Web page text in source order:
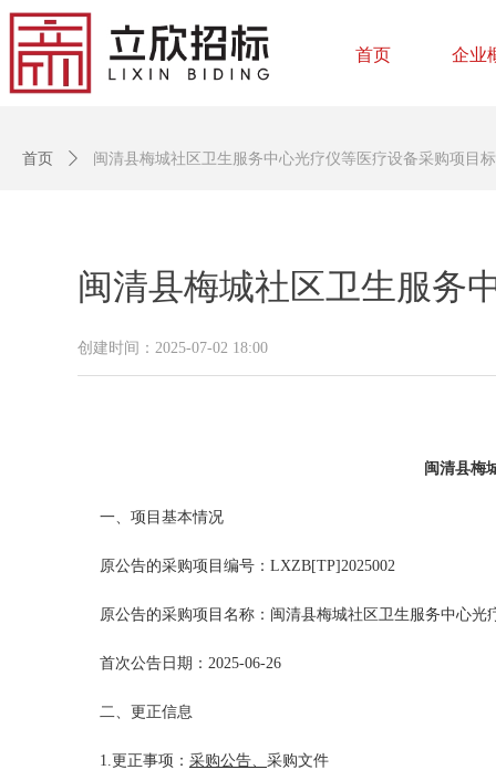
首页 企业
闽清县梅城社区卫生服务
闽清县梅
一、项目基本情况
原公告的采购项目编号： LXZB[TP]2025002
原公告的采购项目名称： 闽清县梅城社区卫生服务中心光
首次公告日期： 2025-06-26
二、更正信息
1.更正事项： 采购公告、 采购文件
创建时间： 2025-07-02 18:00
首页 ꄲ 闽清县梅城社区卫生服务中心光疗仪等医疗设备采购项目